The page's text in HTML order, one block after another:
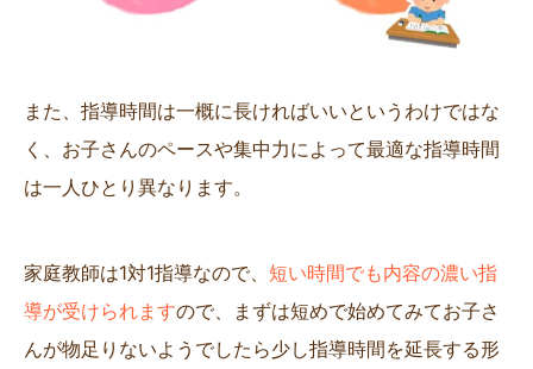
また、指導時間は一概に長ければいいというわけではな
く、お子さんのペースや集中力によって最適な指導時間
は一人ひとり異なります。
家庭教師は1対1指導なので、 短い時間でも内容の濃い指
導が受けられますので、まずは短めで始めてみてお子さ
んが物足りないようでしたら少し指導時間を延長する形